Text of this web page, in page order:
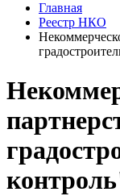
Главная
Реестр НКО